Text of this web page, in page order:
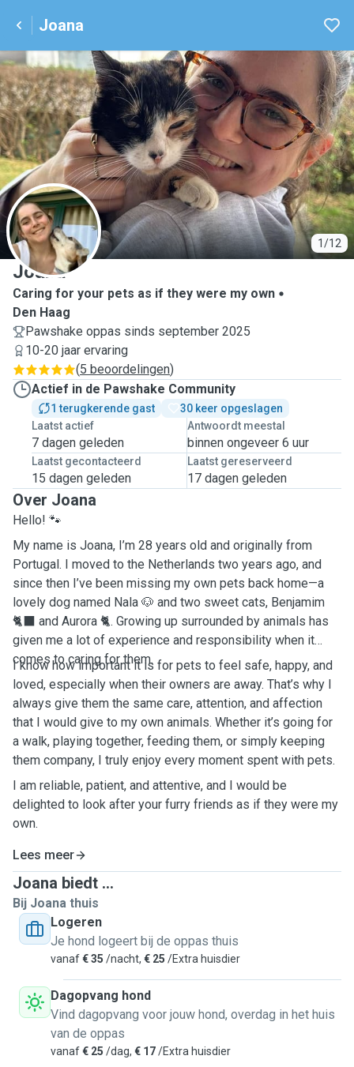
Joana
1/12
J
Joana
Caring for your pets as if they were my own
Den Haag
Pawshake oppas sinds september 2025
10-20 jaar ervaring
(5 beoordelingen)
Actief in de Pawshake Community
1 terugkerende gast
30 keer opgeslagen
Laatst actief
7 dagen geleden
Antwoordt meestal
binnen ongeveer 6 uur
Laatst gecontacteerd
15 dagen geleden
Laatst gereserveerd
17 dagen geleden
Over Joana
Hello! 🐾
My name is Joana, I’m 28 years old and originally from
Portugal. I moved to the Netherlands two years ago, and
since then I’ve been missing my own pets back home—a
lovely dog named Nala 🐶 and two sweet cats, Benjamim
🐈‍⬛ and Aurora 🐈. Growing up surrounded by animals has
given me a lot of experience and responsibility when it
comes to caring for them.
I know how important it is for pets to feel safe, happy, and
loved, especially when their owners are away. That’s why I
always give them the same care, attention, and affection
that I would give to my own animals. Whether it’s going for
a walk, playing together, feeding them, or simply keeping
them company, I truly enjoy every moment spent with pets.
I am reliable, patient, and attentive, and I would be
delighted to look after your furry friends as if they were my
own.
Lees meer
Joana biedt ...
Bij Joana thuis
Logeren
Je hond logeert bij de oppas thuis
vanaf€ 35 /nacht, € 25 /Extra huisdier
Dagopvang hond
Vind dagopvang voor jouw hond, overdag in het huis
van de oppas
vanaf€ 25 /dag, € 17/Extra huisdier